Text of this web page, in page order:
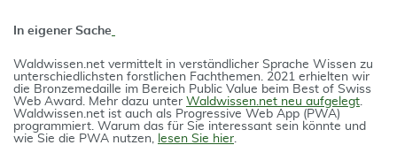
In eigener Sache
Waldwissen.net vermittelt in verständlicher Spra­che Wissen zu
unterschiedlichsten forstlichen Fach­themen. 2021 erhielten wir
die Bron­ze­medail­le im Bereich Public Value beim Best of Swiss
Web Award. Mehr dazu unter Waldwissen.net neu aufgelegt
Waldwissen.net ist auch als Progres­si­ve Web App (PWA)
programmiert. Warum das für Sie interessant sein könnte und
wie Sie die PWA nutzen,
lesen Sie hier